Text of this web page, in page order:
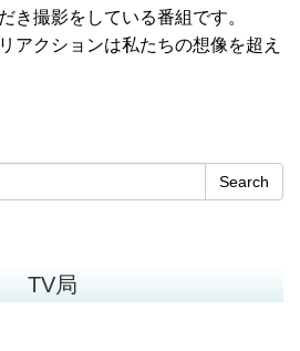
き撮影をしている番組です。
アクションは私たちの想像を超え
Search
TV局